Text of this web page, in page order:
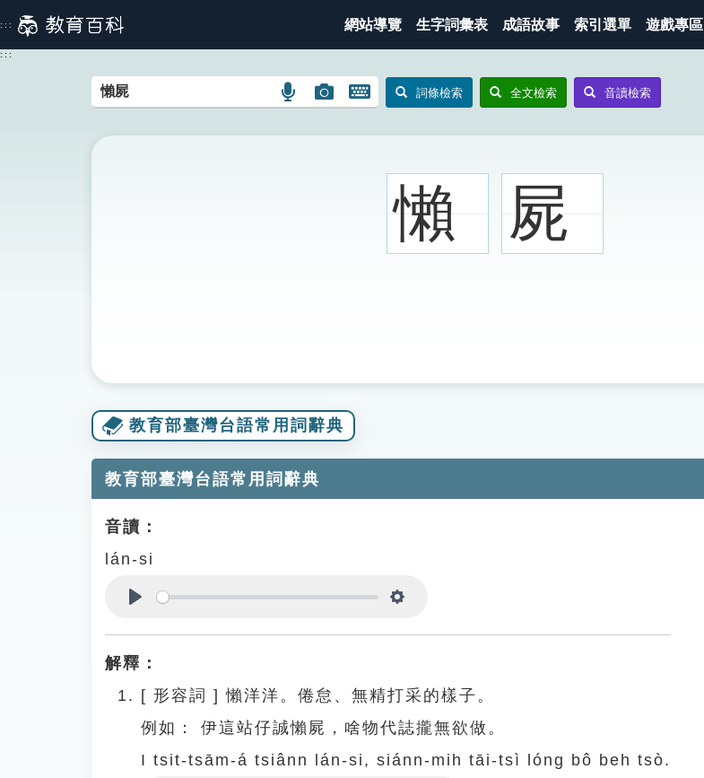
到
主
::: 網站導覽 生字詞彙表 成語故事 索引選單 遊戲專區
:::
語
搜
圖
搜
開
鍵
詞條檢索 全文檢索 音讀檢索
懶 屍
教育部臺灣台語常用詞辭典
教育部臺灣台語常用詞辭典
音讀：
lán-si
解釋：
[ 形容詞 ]懶洋洋。倦怠、無精打采的樣子。
例如：
伊這站仔誠懶屍，啥物代誌攏無欲做。
I tsit-tsām-á tsiânn lán-si, siánn-mih tāi-tsì lóng bô beh tsò.